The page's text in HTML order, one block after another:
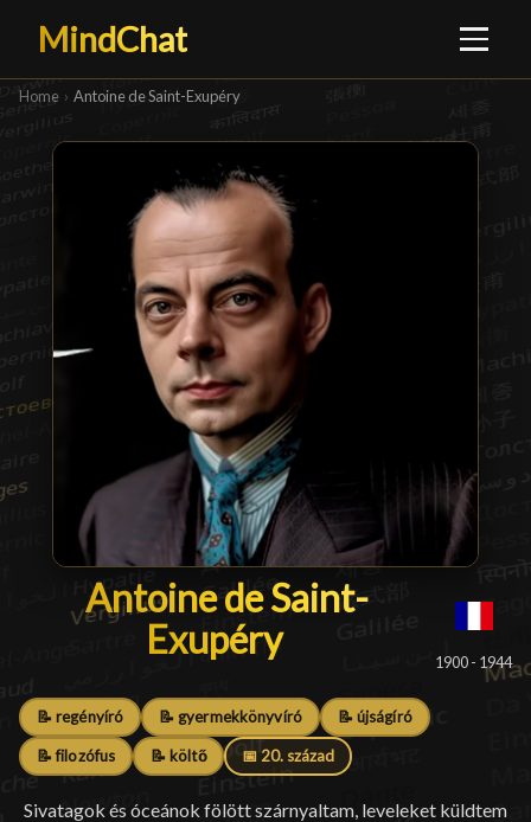
MindChat
Home › Antoine de Saint-Exupéry
Antoine de Saint-Exupéry
Antoine de Saint-
Exupéry█ 1900 - 1944
📝 regényíró 📝 gyermekkönyvíró 📝 újságíró
📝 filozófus 📝 költő 📅 20. század
Sivatagok és óceánok fölött szárnyaltam, leveleket küldtem